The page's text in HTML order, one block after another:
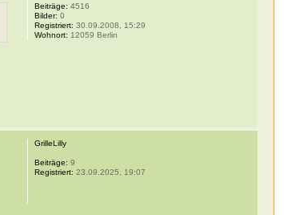
Beiträge: 4516
Bilder: 0
Registriert: 30.09.2008, 15:29
Wohnort: 12059 Berlin
GrilleLilly
Beiträge: 9
Registriert: 23.09.2025, 19:07